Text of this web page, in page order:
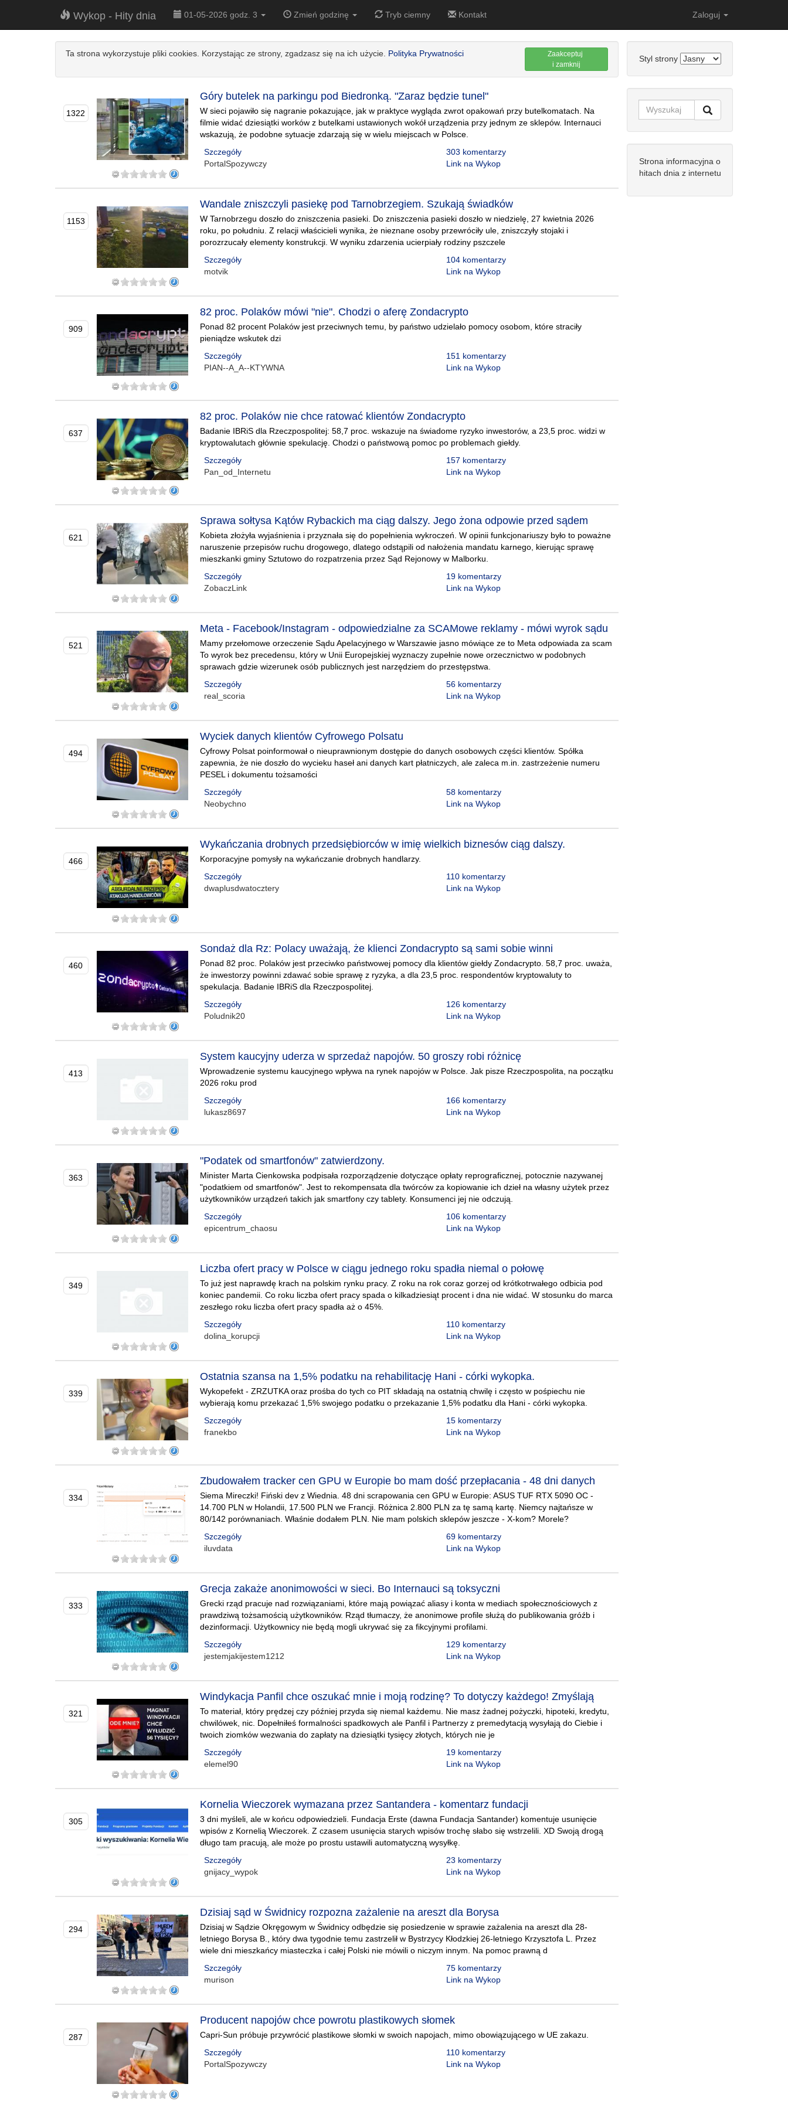
Wykop - Hity dnia 01-05-2026 godz. 3 Zmień godzinę Tryb ciemny Kontakt Zaloguj
Ta strona wykorzystuje pliki cookies. Korzystając ze strony, zgadzasz się na ich użycie. Polityka Prywatności
Zaakceptuj
i zamknij
1322
Góry butelek na parkingu pod Biedronką. "Zaraz będzie tunel"
W sieci pojawiło się nagranie pokazujące, jak w praktyce wygląda zwrot opakowań przy butelkomatach. Na
filmie widać dziesiątki worków z butelkami ustawionych wokół urządzenia przy jednym ze sklepów. Internauci
wskazują, że podobne sytuacje zdarzają się w wielu miejscach w Polsce.
Szczegóły
PortalSpozywczy
303 komentarzy
Link na Wykop
1153
Wandale zniszczyli pasiekę pod Tarnobrzegiem. Szukają świadków
W Tarnobrzegu doszło do zniszczenia pasieki. Do zniszczenia pasieki doszło w niedzielę, 27 kwietnia 2026
roku, po południu. Z relacji właścicieli wynika, że nieznane osoby przewróciły ule, zniszczyły stojaki i
porozrzucały elementy konstrukcji. W wyniku zdarzenia ucierpiały rodziny pszczele
Szczegóły
motvik
104 komentarzy
Link na Wykop
909
82 proc. Polaków mówi "nie". Chodzi o aferę Zondacrypto
Ponad 82 procent Polaków jest przeciwnych temu, by państwo udzielało pomocy osobom, które straciły
pieniądze wskutek dzi
Szczegóły
PIAN--A_A--KTYWNA
151 komentarzy
Link na Wykop
637
82 proc. Polaków nie chce ratować klientów Zondacrypto
Badanie IBRiS dla Rzeczpospolitej: 58,7 proc. wskazuje na świadome ryzyko inwestorów, a 23,5 proc. widzi w
kryptowalutach głównie spekulację. Chodzi o państwową pomoc po problemach giełdy.
Szczegóły
Pan_od_Internetu
157 komentarzy
Link na Wykop
621
Sprawa sołtysa Kątów Rybackich ma ciąg dalszy. Jego żona odpowie przed sądem
Kobieta złożyła wyjaśnienia i przyznała się do popełnienia wykroczeń. W opinii funkcjonariuszy było to poważne
naruszenie przepisów ruchu drogowego, dlatego odstąpili od nałożenia mandatu karnego, kierując sprawę
mieszkanki gminy Sztutowo do rozpatrzenia przez Sąd Rejonowy w Malborku.
Szczegóły
ZobaczLink
19 komentarzy
Link na Wykop
521
Meta - Facebook/Instagram - odpowiedzialne za SCAMowe reklamy - mówi wyrok sądu
Mamy przełomowe orzeczenie Sądu Apelacyjnego w Warszawie jasno mówiące ze to Meta odpowiada za scam
To wyrok bez precedensu, który w Unii Europejskiej wyznaczy zupełnie nowe orzecznictwo w podobnych
sprawach gdzie wizerunek osób publicznych jest narzędziem do przestępstwa.
Szczegóły
real_scoria
56 komentarzy
Link na Wykop
494
Wyciek danych klientów Cyfrowego Polsatu
Cyfrowy Polsat poinformował o nieuprawnionym dostępie do danych osobowych części klientów. Spółka
zapewnia, że nie doszło do wycieku haseł ani danych kart płatniczych, ale zaleca m.in. zastrzeżenie numeru
PESEL i dokumentu tożsamości
Szczegóły
Neobychno
58 komentarzy
Link na Wykop
466
Wykańczania drobnych przedsiębiorców w imię wielkich biznesów ciąg dalszy.
Korporacyjne pomysły na wykańczanie drobnych handlarzy.
Szczegóły
dwaplusdwatocztery
110 komentarzy
Link na Wykop
460
Sondaż dla Rz: Polacy uważają, że klienci Zondacrypto są sami sobie winni
Ponad 82 proc. Polaków jest przeciwko państwowej pomocy dla klientów giełdy Zondacrypto. 58,7 proc. uważa,
że inwestorzy powinni zdawać sobie sprawę z ryzyka, a dla 23,5 proc. respondentów kryptowaluty to
spekulacja. Badanie IBRiS dla Rzeczpospolitej.
Szczegóły
Poludnik20
126 komentarzy
Link na Wykop
413
System kaucyjny uderza w sprzedaż napojów. 50 groszy robi różnicę
Wprowadzenie systemu kaucyjnego wpływa na rynek napojów w Polsce. Jak pisze Rzeczpospolita, na początku
2026 roku prod
Szczegóły
lukasz8697
166 komentarzy
Link na Wykop
363
"Podatek od smartfonów" zatwierdzony.
Minister Marta Cienkowska podpisała rozporządzenie dotyczące opłaty reprograficznej, potocznie nazywanej
"podatkiem od smartfonów". Jest to rekompensata dla twórców za kopiowanie ich dzieł na własny użytek przez
użytkowników urządzeń takich jak smartfony czy tablety. Konsumenci jej nie odczują.
Szczegóły
epicentrum_chaosu
106 komentarzy
Link na Wykop
349
Liczba ofert pracy w Polsce w ciągu jednego roku spadła niemal o połowę
To już jest naprawdę krach na polskim rynku pracy. Z roku na rok coraz gorzej od krótkotrwałego odbicia pod
koniec pandemii. Co roku liczba ofert pracy spada o kilkadziesiąt procent i dna nie widać. W stosunku do marca
zeszłego roku liczba ofert pracy spadła aż o 45%.
Szczegóły
dolina_korupcji
110 komentarzy
Link na Wykop
339
Ostatnia szansa na 1,5% podatku na rehabilitację Hani - córki wykopka.
Wykopefekt - ZRZUTKA oraz prośba do tych co PIT składają na ostatnią chwilę i często w pośpiechu nie
wybierają komu przekazać 1,5% swojego podatku o przekazanie 1,5% podatku dla Hani - córki wykopka.
Szczegóły
franekbo
15 komentarzy
Link na Wykop
334
Zbudowałem tracker cen GPU w Europie bo mam dość przepłacania - 48 dni danych
Siema Mireczki! Fiński dev z Wiednia. 48 dni scrapowania cen GPU w Europie: ASUS TUF RTX 5090 OC -
14.700 PLN w Holandii, 17.500 PLN we Francji. Różnica 2.800 PLN za tę samą kartę. Niemcy najtańsze w
80/142 porównaniach. Właśnie dodałem PLN. Nie mam polskich sklepów jeszcze - X-kom? Morele?
Szczegóły
iluvdata
69 komentarzy
Link na Wykop
333
Grecja zakaże anonimowości w sieci. Bo Internauci są toksyczni
Grecki rząd pracuje nad rozwiązaniami, które mają powiązać aliasy i konta w mediach społecznościowych z
prawdziwą tożsamością użytkowników. Rząd tłumaczy, że anonimowe profile służą do publikowania gróźb i
dezinformacji. Użytkownicy nie będą mogli ukrywać się za fikcyjnymi profilami.
Szczegóły
jestemjakijestem1212
129 komentarzy
Link na Wykop
321
Windykacja Panfil chce oszukać mnie i moją rodzinę? To dotyczy każdego! Zmyślają
To materiał, który prędzej czy później przyda się niemal każdemu. Nie masz żadnej pożyczki, hipoteki, kredytu,
chwilówek, nic. Dopełniłeś formalności spadkowych ale Panfil i Partnerzy z premedytacją wysyłają do Ciebie i
twoich ziomków wezwania do zapłaty na dziesiątki tysięcy złotych, których nie je
Szczegóły
elemel90
19 komentarzy
Link na Wykop
305
Kornelia Wieczorek wymazana przez Santandera - komentarz fundacji
3 dni myśleli, ale w końcu odpowiedzieli. Fundacja Erste (dawna Fundacja Santander) komentuje usunięcie
wpisów z Kornelią Wieczorek. Z czasem usunięcia starych wpisów trochę słabo się wstrzelili. XD Swoją drogą
długo tam pracują, ale może po prostu ustawili automatyczną wysyłkę.
Szczegóły
gnijacy_wypok
23 komentarzy
Link na Wykop
294
Dzisiaj sąd w Świdnicy rozpozna zażalenie na areszt dla Borysa
Dzisiaj w Sądzie Okręgowym w Świdnicy odbędzie się posiedzenie w sprawie zażalenia na areszt dla 28-
letniego Borysa B., który dwa tygodnie temu zastrzelił w Bystrzycy Kłodzkiej 26-letniego Krzysztofa L. Przez
wiele dni mieszkańcy miasteczka i całej Polski nie mówili o niczym innym. Na pomoc prawną d
Szczegóły
murison
75 komentarzy
Link na Wykop
287
Producent napojów chce powrotu plastikowych słomek
Capri-Sun próbuje przywrócić plastikowe słomki w swoich napojach, mimo obowiązującego w UE zakazu.
Szczegóły
PortalSpozywczy
110 komentarzy
Link na Wykop
Styl strony
Strona informacyjna o
hitach dnia z internetu